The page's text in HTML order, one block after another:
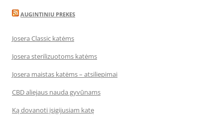
AUGINTINIU PREKES
Josera Classic katėms
Josera sterilizuotoms katėms
Josera maistas katėms – atsiliepimai
CBD aliejaus nauda gyvūnams
Ką dovanoti įsigijusiam katę